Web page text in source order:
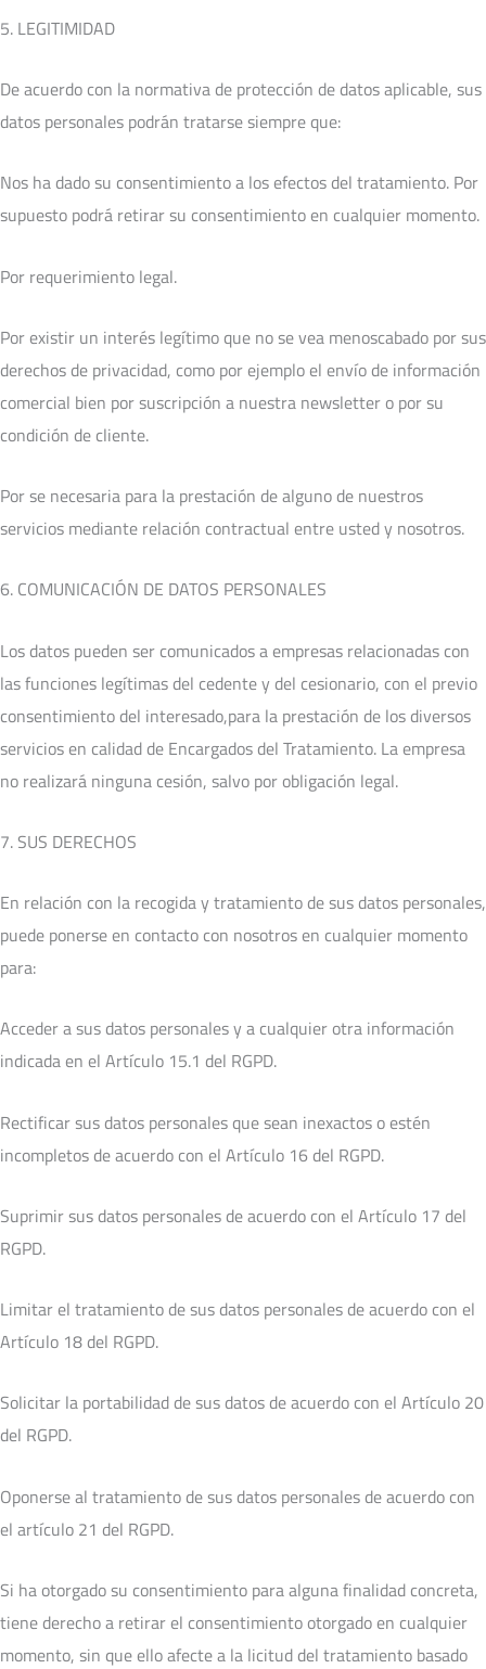
5. LEGITIMIDAD
De acuerdo con la normativa de protección de datos aplicable, sus
datos personales podrán tratarse siempre que:
Nos ha dado su consentimiento a los efectos del tratamiento. Por
supuesto podrá retirar su consentimiento en cualquier momento.
Por requerimiento legal.
Por existir un interés legítimo que no se vea menoscabado por sus
derechos de privacidad, como por ejemplo el envío de información
comercial bien por suscripción a nuestra newsletter o por su
condición de cliente.
Por se necesaria para la prestación de alguno de nuestros
servicios mediante relación contractual entre usted y nosotros.
6. COMUNICACIÓN DE DATOS PERSONALES
Los datos pueden ser comunicados a empresas relacionadas con
las funciones legítimas del cedente y del cesionario, con el previo
consentimiento del interesado,para la prestación de los diversos
servicios en calidad de Encargados del Tratamiento. La empresa
no realizará ninguna cesión, salvo por obligación legal.
7. SUS DERECHOS
En relación con la recogida y tratamiento de sus datos personales,
puede ponerse en contacto con nosotros en cualquier momento
para:
Acceder a sus datos personales y a cualquier otra información
indicada en el Artículo 15.1 del RGPD.
Rectificar sus datos personales que sean inexactos o estén
incompletos de acuerdo con el Artículo 16 del RGPD.
Suprimir sus datos personales de acuerdo con el Artículo 17 del
RGPD.
Limitar el tratamiento de sus datos personales de acuerdo con el
Artículo 18 del RGPD.
Solicitar la portabilidad de sus datos de acuerdo con el Artículo 20
del RGPD.
Oponerse al tratamiento de sus datos personales de acuerdo con
el artículo 21 del RGPD.
Si ha otorgado su consentimiento para alguna finalidad concreta,
tiene derecho a retirar el consentimiento otorgado en cualquier
momento, sin que ello afecte a la licitud del tratamiento basado